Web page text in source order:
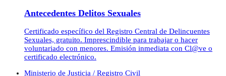
Antecedentes Delitos Sexuales
Certificado específico del Registro Central de Delincuentes
Sexuales, gratuito. Imprescindible para trabajar o hacer
voluntariado con menores. Emisión inmediata con Cl@ve o
certificado electrónico.
Ministerio de Justicia / Registro Civil